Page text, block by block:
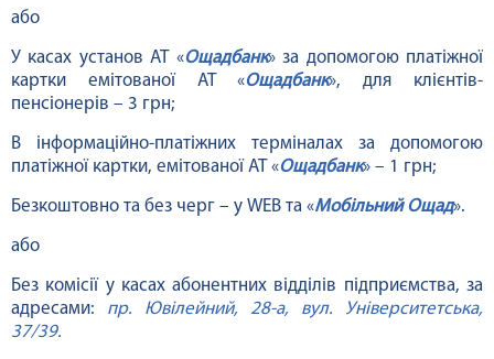
або
У касах установ АТ «Ощадбанк» за допомогою платіжної
картки емітованої АТ «Ощадбанк», для клієнтів-
пенсіонерів – 3 грн;
В інформаційно-платіжних терміналах за допомогою
платіжної картки, емітованої АТ «Ощадбанк» – 1 грн;
Безкоштовно та без черг – у WEB та «Мобільний Ощад».
або
Без комісії у касах абонентних відділів підприємства, за
адресами: пр. Ювілейний, 28-а, вул. Університетська,
37/39.